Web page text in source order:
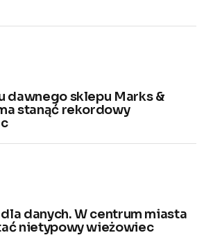
dawnego sklepu Marks &
stanąć rekordowy
danych. W centrum miasta
nietypowy wieżowiec